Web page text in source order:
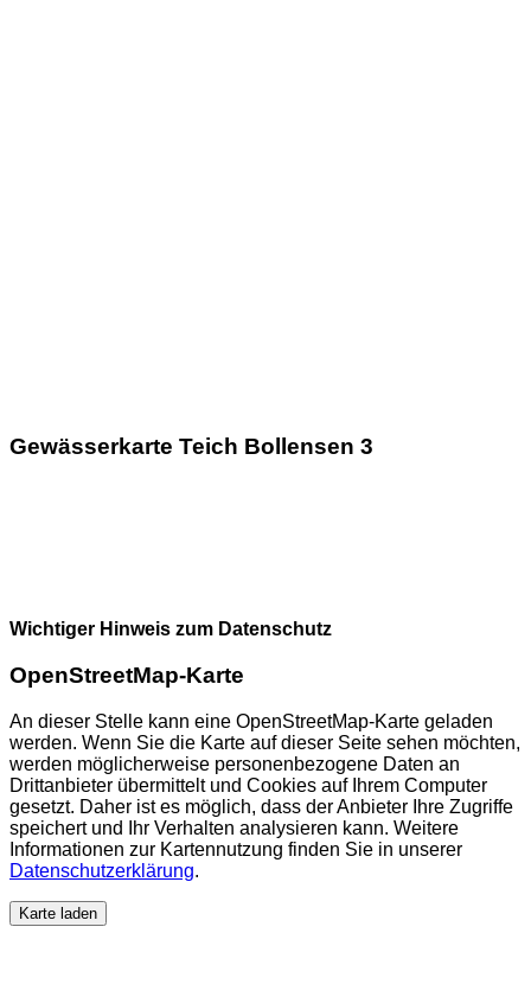
Gewässerkarte Teich Bollensen 3
Wichtiger Hinweis zum Datenschutz
OpenStreetMap-Karte
An dieser Stelle kann eine OpenStreetMap-Karte geladen
werden. Wenn Sie die Karte auf dieser Seite sehen möchten,
werden möglicherweise personenbezogene Daten an
Drittanbieter übermittelt und Cookies auf Ihrem Computer
gesetzt. Daher ist es möglich, dass der Anbieter Ihre Zugriffe
speichert und Ihr Verhalten analysieren kann. Weitere
Informationen zur Kartennutzung finden Sie in unserer
Datenschutzerklärung.
Karte laden